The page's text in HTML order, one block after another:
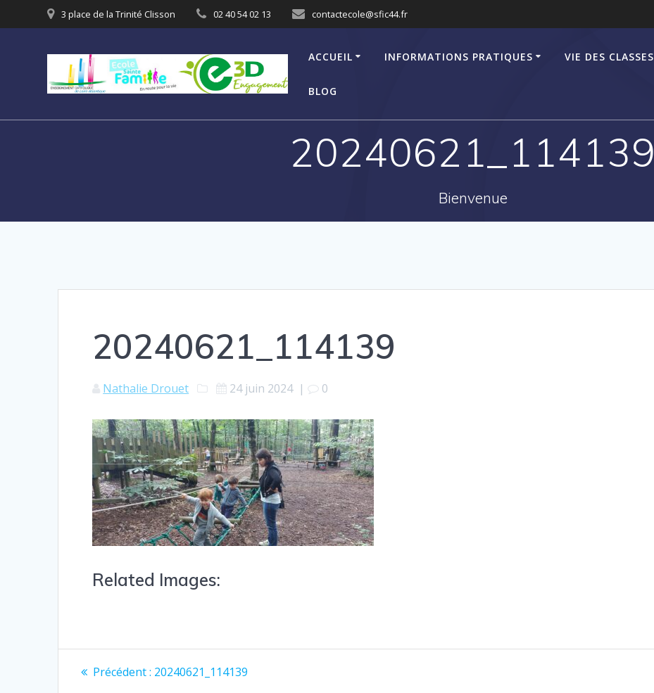
3 place de la Trinité Clisson 02 40 54 02 13 contactecole@sfic44.fr
ACCUEIL INFORMATIONS PRATIQUES VIE DES CLASSES
BLOG
20240621_114139
Bienvenue
20240621_114139
Nathalie Drouet 24 juin 2024| 0
Related Images:
Précédent : 20240621_114139